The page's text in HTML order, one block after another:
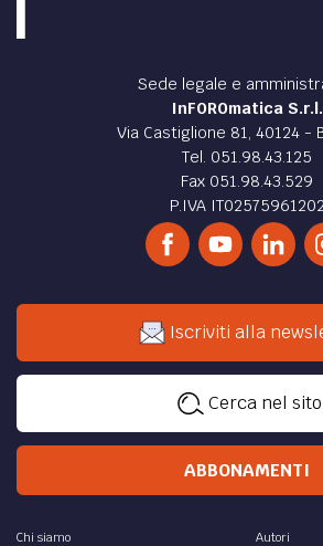
Sede legale e
InFOROmatica S.r.l.
Via Castiglione 81, 40124 -
Tel. 051.98.43.125
Fax 051.98.43.529
P.IVA IT02575961202
Iscriviti alla
Cerca nel sito
ABBONAMENTI
Chi siamo
Autori